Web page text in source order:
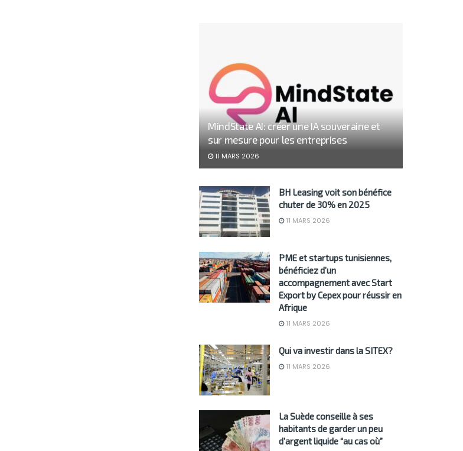
MindState AI: créer une IA souveraine et
sur mesure pour les entreprises
11 MARS 2026
BH Leasing voit son bénéfice
chuter de 30% en 2025
11 MARS 2026
PME et startups tunisiennes,
bénéficiez d’un
accompagnement avec Start
Export by Cepex pour réussir en
Afrique
11 MARS 2026
Qui va investir dans la SITEX?
11 MARS 2026
La Suède conseille à ses
habitants de garder un peu
d’argent liquide “au cas où”